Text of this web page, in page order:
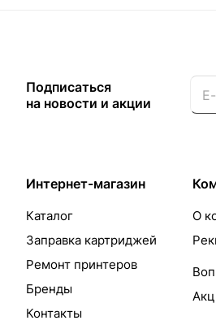
Подписаться
на новости и акции
Интернет-магазин
Каталог
Заправка картриджей
Ремонт принтеров
Бренды
Контакты
О